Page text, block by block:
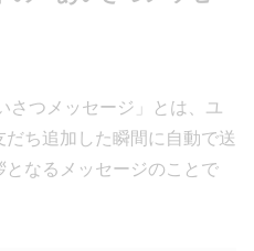
さつメッセージ」とは、ユ
ち追加した瞬間に自動で送
なるメッセージのことで